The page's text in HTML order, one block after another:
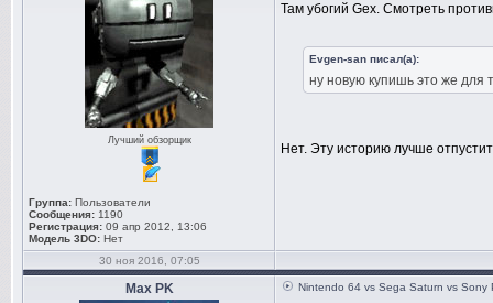
Лучший обзорщик
Группа: Пользователи
Сообщения: 1190
Регистрация: 09 апр 2012, 13:06
Модель 3DO: Нет
Там убогий Gex. Смотреть
Evgen-san писал(а):
ну новую купишь это же для
Нет. Эту историю лучше
30 ноя 2016, 07:05
Max PK Nintendo 64 vs Sega Saturn vs Sony